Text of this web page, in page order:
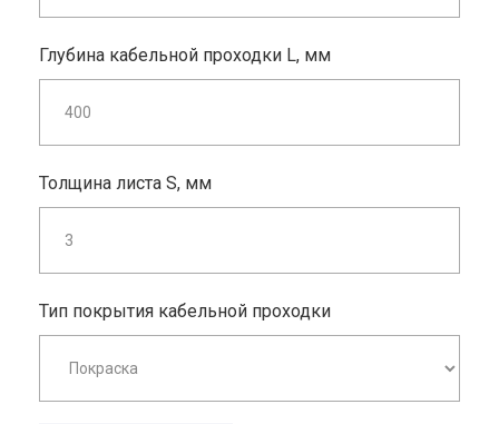
Глубина кабельной проходки L, мм
Толщина листа S, мм
Тип покрытия кабельной проходки